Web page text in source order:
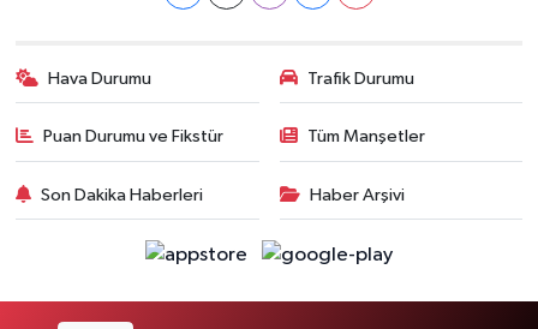
Hava Durumu Trafik Durumu
Puan Durumu ve Fikstür Tüm Manşetler
Son Dakika Haberleri Haber Arşivi